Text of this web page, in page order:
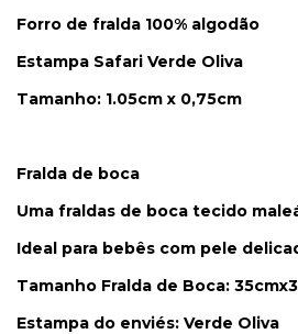
Forro de fralda 100% algodão
Estampa Safari Verde Oliva
Tamanho: 1.05cm x 0,75cm
Fralda de boca
Uma fraldas de boca tecido
Ideal para bebês com pele
Tamanho Fralda de Boca:
Estampa do enviés: Verde Oliva